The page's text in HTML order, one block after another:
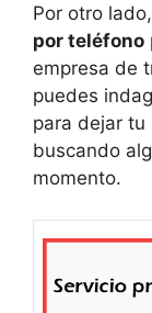
Por otro
por teléfono
empresa de
puedes
para dejar tu
buscando
momento.